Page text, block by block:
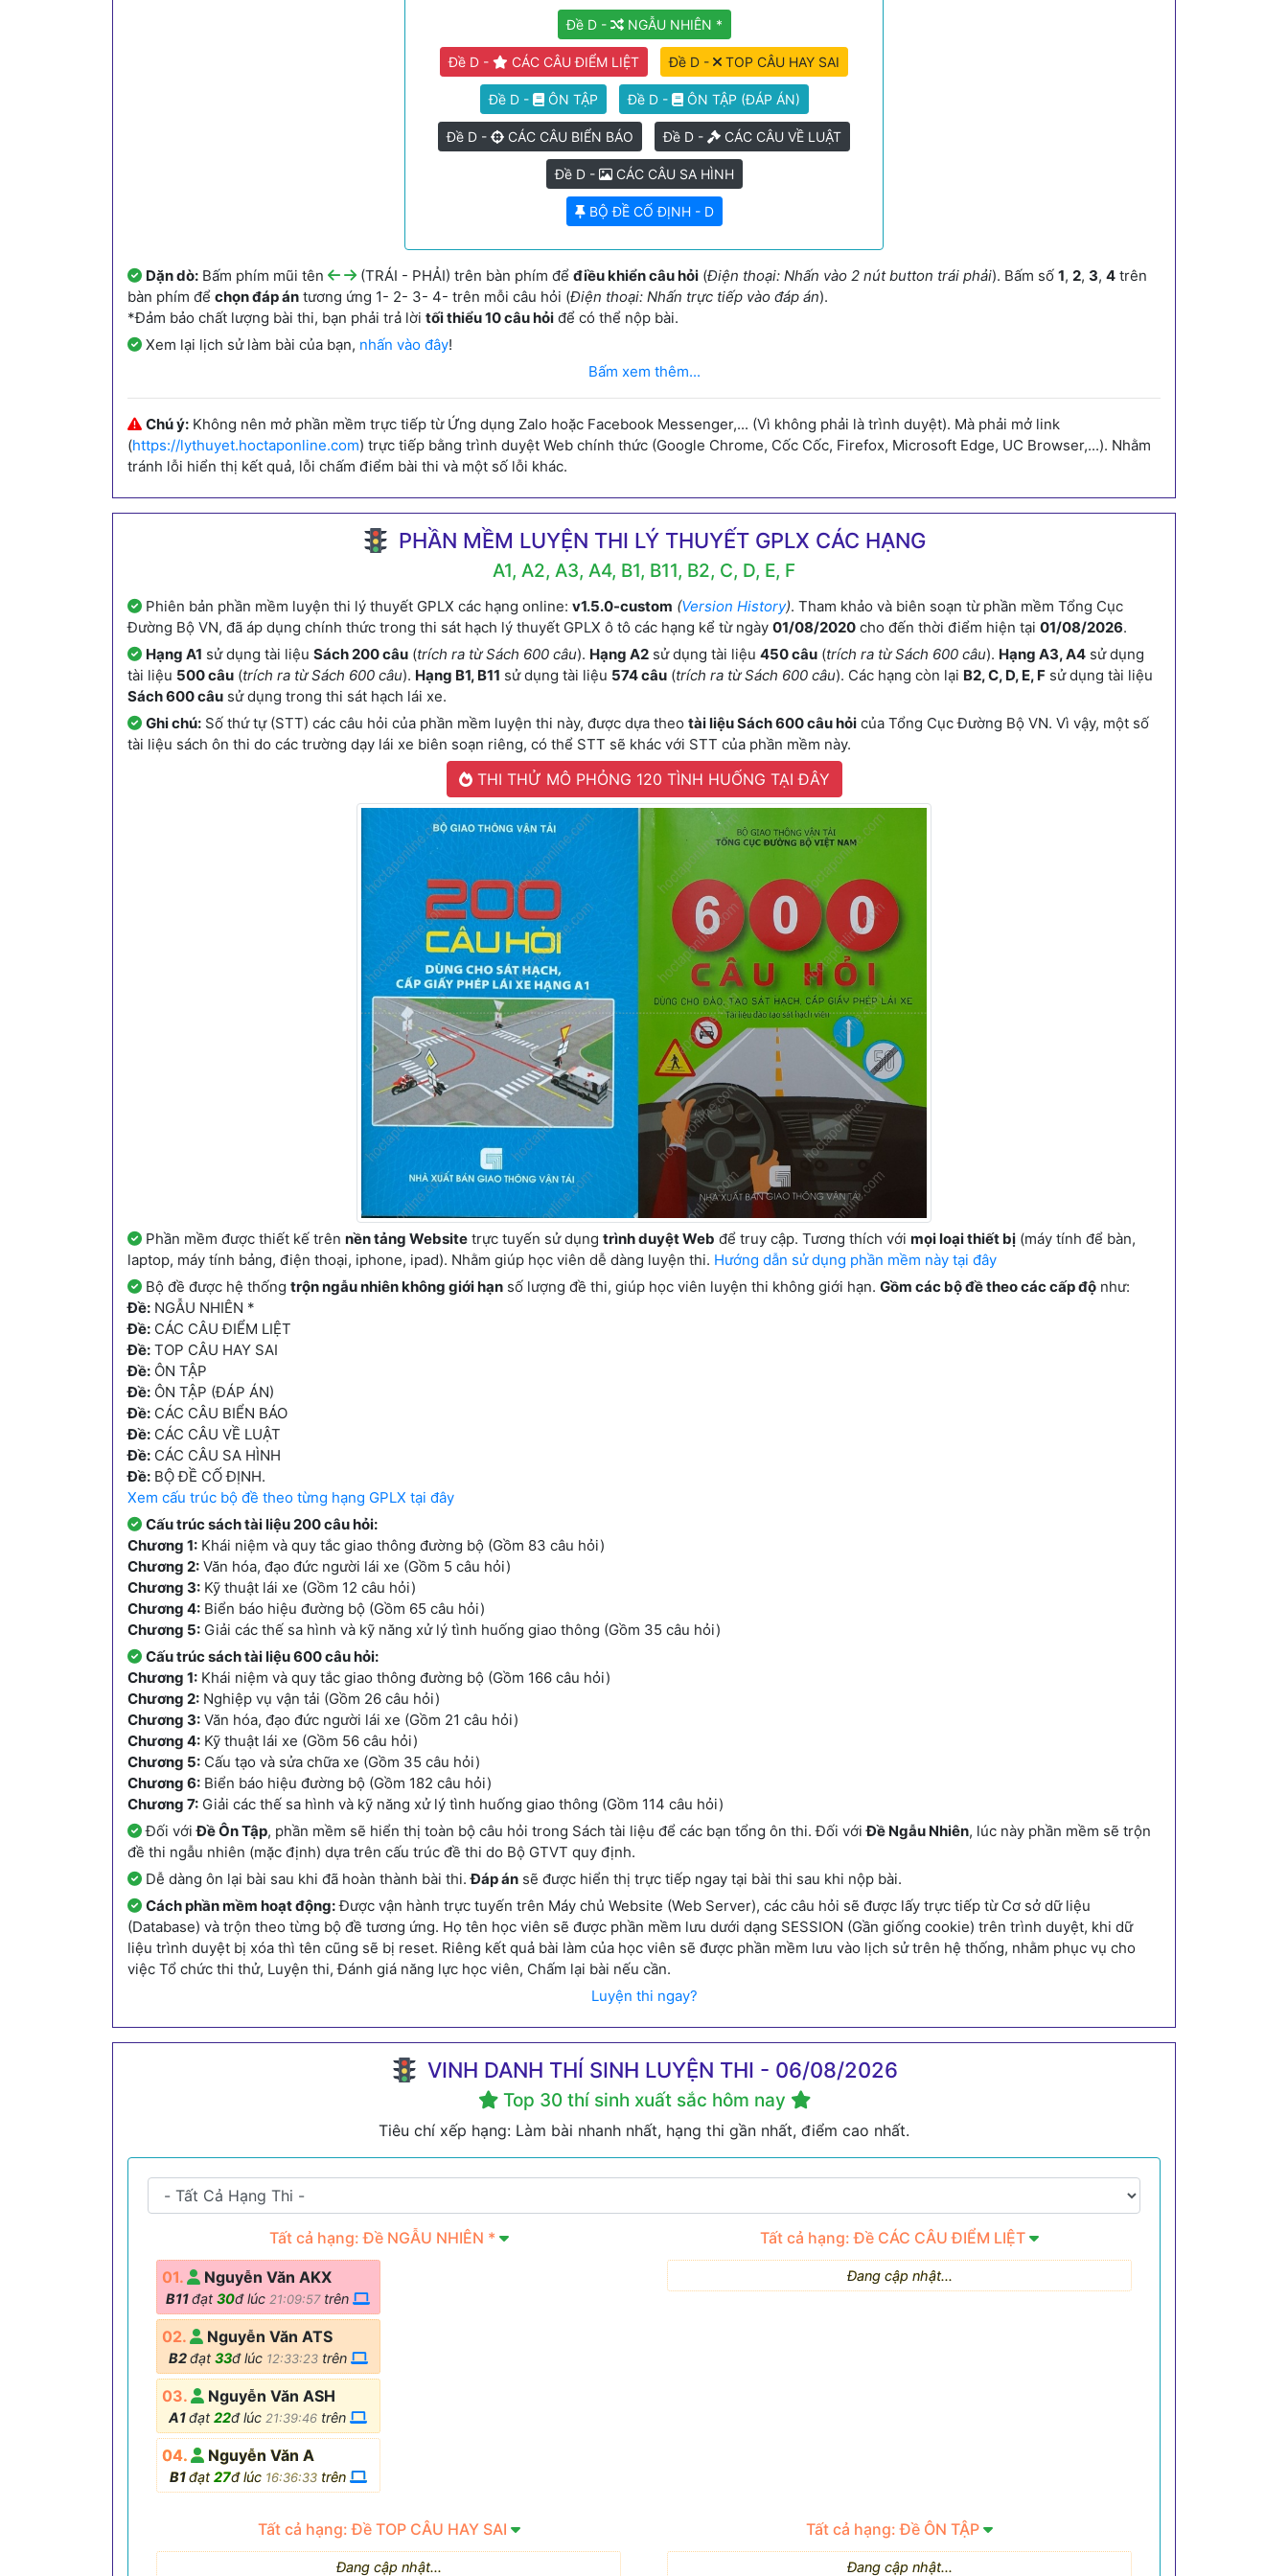
Đề D - NGẪU NHIÊN *
Đề D - CÁC CÂU ĐIỂM LIỆT Đề D - TOP CÂU HAY SAI
Đề D - ÔN TẬP Đề D - ÔN TẬP (ĐÁP ÁN)
Đề D - CÁC CÂU BIỂN BÁO Đề D - CÁC CÂU VỀ LUẬT
Đề D - CÁC CÂU SA HÌNH
BỘ ĐỀ CỐ ĐỊNH - D
Dặn dò: Bấm phím mũi tên (TRÁI - PHẢI) trên bàn phím để điều khiển câu hỏi (Điện thoại: Nhấn vào 2 nút button trái phải). Bấm số 1, 2, 3, 4 trên
bàn phím để chọn đáp án tương ứng 1- 2- 3- 4- trên mỗi câu hỏi (Điện thoại: Nhấn trực tiếp vào đáp án).
*Đảm bảo chất lượng bài thi, bạn phải trả lời tối thiểu 10 câu hỏi để có thể nộp bài.
Xem lại lịch sử làm bài của bạn, nhấn vào đây!
Bấm xem thêm...
Chú ý: Không nên mở phần mềm trực tiếp từ Ứng dụng Zalo hoặc Facebook Messenger,... (Vì không phải là trình duyệt). Mà phải mở link
(https://lythuyet.hoctaponline.com) trực tiếp bằng trình duyệt Web chính thức (Google Chrome, Cốc Cốc, Firefox, Microsoft Edge, UC Browser,...). Nhằm
tránh lỗi hiển thị kết quả, lỗi chấm điểm bài thi và một số lỗi khác.
PHẦN MỀM LUYỆN THI LÝ THUYẾT GPLX CÁC HẠNG
A1, A2, A3, A4, B1, B11, B2, C, D, E, F
Phiên bản phần mềm luyện thi lý thuyết GPLX các hạng online: v1.5.0-custom (Version History). Tham khảo và biên soạn từ phần mềm Tổng Cục
Đường Bộ VN, đã áp dụng chính thức trong thi sát hạch lý thuyết GPLX ô tô các hạng kể từ ngày 01/08/2020 cho đến thời điểm hiện tại 01/08/2026.
Hạng A1 sử dụng tài liệu Sách 200 câu (trích ra từ Sách 600 câu). Hạng A2 sử dụng tài liệu 450 câu (trích ra từ Sách 600 câu). Hạng A3, A4 sử dụng
tài liệu 500 câu (trích ra từ Sách 600 câu). Hạng B1, B11 sử dụng tài liệu 574 câu (trích ra từ Sách 600 câu). Các hạng còn lại B2, C, D, E, F sử dụng tài liệu
Sách 600 câu sử dụng trong thi sát hạch lái xe.
Ghi chú: Số thứ tự (STT) các câu hỏi của phần mềm luyện thi này, được dựa theo tài liệu Sách 600 câu hỏi của Tổng Cục Đường Bộ VN. Vì vậy, một số
tài liệu sách ôn thi do các trường dạy lái xe biên soạn riêng, có thể STT sẽ khác với STT của phần mềm này.
THI THỬ MÔ PHỎNG 120 TÌNH HUỐNG TẠI ĐÂY
Phần mềm được thiết kế trên nền tảng Website trực tuyến sử dụng trình duyệt Web để truy cập. Tương thích với mọi loại thiết bị (máy tính để bàn,
laptop, máy tính bảng, điện thoại, iphone, ipad). Nhằm giúp học viên dễ dàng luyện thi. Hướng dẫn sử dụng phần mềm này tại đây
Bộ đề được hệ thống trộn ngẫu nhiên không giới hạn số lượng đề thi, giúp học viên luyện thi không giới hạn. Gồm các bộ đề theo các cấp độ như:
Đề: NGẪU NHIÊN *
Đề: CÁC CÂU ĐIỂM LIỆT
Đề: TOP CÂU HAY SAI
Đề: ÔN TẬP
Đề: ÔN TẬP (ĐÁP ÁN)
Đề: CÁC CÂU BIỂN BÁO
Đề: CÁC CÂU VỀ LUẬT
Đề: CÁC CÂU SA HÌNH
Đề: BỘ ĐỀ CỐ ĐỊNH.
Xem cấu trúc bộ đề theo từng hạng GPLX tại đây
Cấu trúc sách tài liệu 200 câu hỏi:
Chương 1: Khái niệm và quy tắc giao thông đường bộ (Gồm 83 câu hỏi)
Chương 2: Văn hóa, đạo đức người lái xe (Gồm 5 câu hỏi)
Chương 3: Kỹ thuật lái xe (Gồm 12 câu hỏi)
Chương 4: Biển báo hiệu đường bộ (Gồm 65 câu hỏi)
Chương 5: Giải các thế sa hình và kỹ năng xử lý tình huống giao thông (Gồm 35 câu hỏi)
Cấu trúc sách tài liệu 600 câu hỏi:
Chương 1: Khái niệm và quy tắc giao thông đường bộ (Gồm 166 câu hỏi)
Chương 2: Nghiệp vụ vận tải (Gồm 26 câu hỏi)
Chương 3: Văn hóa, đạo đức người lái xe (Gồm 21 câu hỏi)
Chương 4: Kỹ thuật lái xe (Gồm 56 câu hỏi)
Chương 5: Cấu tạo và sửa chữa xe (Gồm 35 câu hỏi)
Chương 6: Biển báo hiệu đường bộ (Gồm 182 câu hỏi)
Chương 7: Giải các thế sa hình và kỹ năng xử lý tình huống giao thông (Gồm 114 câu hỏi)
Đối vớiĐề Ôn Tập, phần mềm sẽ hiển thị toàn bộ câu hỏi trong Sách tài liệu để các bạn tổng ôn thi. Đối vớiĐề Ngẫu Nhiên, lúc này phần mềm sẽ trộn
đề thi ngẫu nhiên (mặc định) dựa trên cấu trúc đề thi do Bộ GTVT quy định.
Dễ dàng ôn lại bài sau khi đã hoàn thành bài thi.Đáp án sẽ được hiển thị trực tiếp ngay tại bài thi sau khi nộp bài.
Cách phần mềm hoạt động:Được vận hành trực tuyến trên Máy chủ Website (Web Server), các câu hỏi sẽ được lấy trực tiếp từ Cơ sở dữ liệu
(Database) và trộn theo từng bộ đề tương ứng. Họ tên học viên sẽ được phần mềm lưu dưới dạng SESSION (Gần giống cookie) trên trình duyệt, khi dữ
liệu trình duyệt bị xóa thì tên cũng sẽ bị reset. Riêng kết quả bài làm của học viên sẽ được phần mềm lưu vào lịch sử trên hệ thống, nhằm phục vụ cho
việc Tổ chức thi thử, Luyện thi, Đánh giá năng lực học viên, Chấm lại bài nếu cần.
Luyện thi ngay?
VINH DANH THÍ SINH LUYỆN THI - 06/08/2026
Top 30 thí sinh xuất sắc hôm nay
Tiêu chí xếp hạng: Làm bài nhanh nhất, hạng thi gần nhất, điểm cao nhất.
Tất cả hạng: Đề NGẪU NHIÊN *
01. Nguyễn Văn AKX
B11đạt30đ lúc 21:09:57trên
02. Nguyễn Văn ATS
B2đạt 33đ lúc 12:33:23trên
03. Nguyễn Văn ASH
A1đạt22đ lúc 21:39:46 trên
04. Nguyễn Văn A
B1đạt27đ lúc 16:36:33trên
Tất cả hạng: Đề CÁC CÂU ĐIỂM LIỆT
Đang cập nhật...
Tất cả hạng: Đề TOP CÂU HAY SAI
Đang cập nhật...
Tất cả hạng: Đề ÔN TẬP
Đang cập nhật...